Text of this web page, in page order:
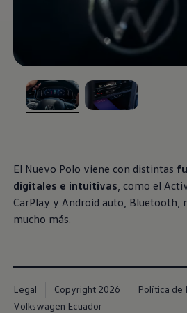
, 1 de 2
El Nuevo Polo viene con distintas
digitales e intuitivas, como el
CarPlay y Android auto, Bluetooth,
mucho más.
Legal Copyright 2026
Política de
Volkswagen Ecuador